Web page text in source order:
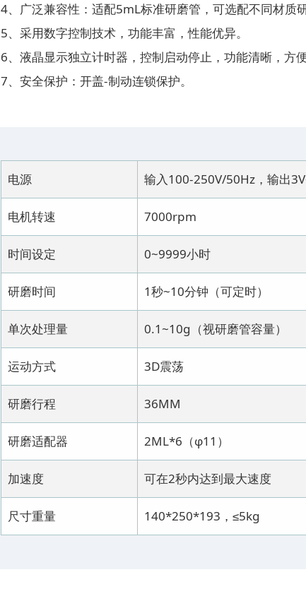
4、广泛兼容性：适配5mL标准研磨管，可选配不同材质
5、采用数字控制技术，功能丰富，性能优异。
6、液晶显示独立计时器，控制启动停止，功能清晰，方便
7、安全保护：开盖-制动连锁保护。
电源 输入100-250V/50Hz，输出
电机转速 7000rpm
时间设定 0~9999小时
研磨时间 1秒~10分钟（可定时）
单次处理量 0.1~10g（视研磨管容量）
运动方式 3D震荡
研磨行程 36MM
研磨适配器 2ML*6（φ11）
加速度 可在2秒内达到最大速度
尺寸重量 140*250*193，≤5kg